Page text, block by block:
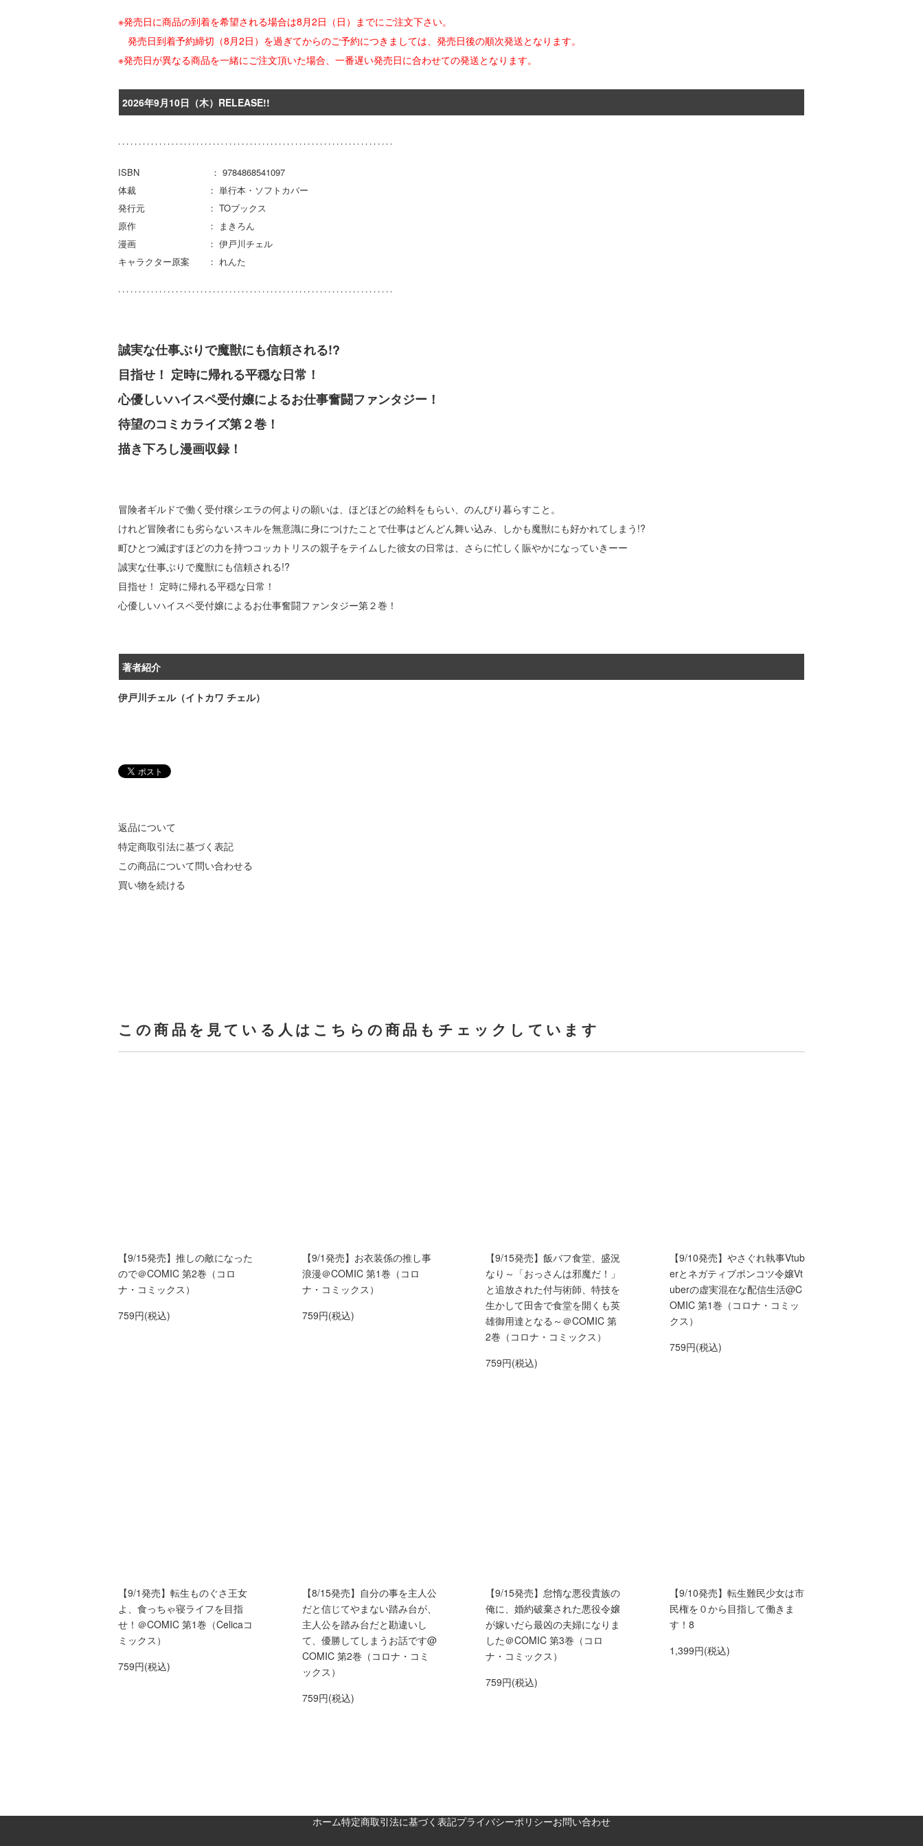
※発売日に商品の到着を希望される場合は8月2日（日）までにご注文下さい。
発売日到着予約締切（8月2日）を過ぎてからのご予約につきましては、発売日後の順次発送となります。
※発売日が異なる商品を一緒にご注文頂いた場合、一番遅い発売日に合わせての発送となります。
2026年9月10日（木）RELEASE!!
ISBN ： 9784868541097
体裁 ： 単行本・ソフトカバー
発行元 ： TOブックス
原作 ： まきろん
漫画 ： 伊戸川チェル
キャラクター原案 ： れんた
誠実な仕事ぶりで魔獣にも信頼される!?
目指せ！ 定時に帰れる平穏な日常！
心優しいハイスペ受付嬢によるお仕事奮闘ファンタジー！
待望のコミカライズ第２巻！
描き下ろし漫画収録！
冒険者ギルドで働く受付穣シエラの何よりの願いは、ほどほどの給料をもらい、のんびり暮らすこと。
けれど冒険者にも劣らないスキルを無意識に身につけたことで仕事はどんどん舞い込み、しかも魔獣にも好かれてしまう!?
町ひとつ滅ぼすほどの力を持つコッカトリスの親子をテイムした彼女の日常は、さらに忙しく賑やかになっていきーー
誠実な仕事ぶりで魔獣にも信頼される!?
目指せ！ 定時に帰れる平穏な日常！
心優しいハイスペ受付嬢によるお仕事奮闘ファンタジー第２巻！
著者紹介
伊戸川チェル（イトカワ チェル）
返品について
特定商取引法に基づく表記
この商品について問い合わせる
買い物を続ける
この商品を見ている人はこちらの商品もチェックしています
【9/15発売】推しの敵になった
ので＠COMIC 第2巻（コロ
ナ・コミックス）
759円(税込)
【9/1発売】お衣装係の推し事
浪漫＠COMIC 第1巻（コロ
ナ・コミックス）
759円(税込)
【9/15発売】飯バフ食堂、盛況
なり～「おっさんは邪魔だ！」
と追放された付与術師、特技を
生かして田舎で食堂を開くも英
雄御用達となる～＠COMIC 第
2巻（コロナ・コミックス）
759円(税込)
【9/10発売】やさぐれ執事Vtub
erとネガティブポンコツ令嬢Vt
uberの虚実混在な配信生活@C
OMIC 第1巻（コロナ・コミッ
クス）
759円(税込)
【9/1発売】転生ものぐさ王女
よ、食っちゃ寝ライフを目指
せ！＠COMIC 第1巻（Celicaコ
ミックス）
759円(税込)
【8/15発売】自分の事を主人公
だと信じてやまない踏み台が、
主人公を踏み台だと勘違いし
て、優勝してしまうお話です@
COMIC 第2巻（コロナ・コミ
ックス）
759円(税込)
【9/15発売】怠惰な悪役貴族の
俺に、婚約破棄された悪役令嬢
が嫁いだら最凶の夫婦になりま
した＠COMIC 第3巻（コロ
ナ・コミックス）
759円(税込)
【9/10発売】転生難民少女は市
民権を０から目指して働きま
す！8
1,399円(税込)
ホーム特定商取引法に基づく表記プライバシーポリシーお問い合わせ